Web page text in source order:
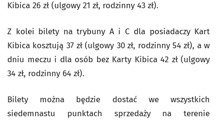
Kibica 26 zł (ulgowy 21 zł, rodzinny 43 zł).
Z kolei bilety na trybuny A i C dla posiadaczy Kart
Kibica kosztują 37 zł (ulgowy 30 zł, rodzinny 54 zł), a w
dniu meczu i dla osób bez Karty Kibica 42 zł (ulgowy
34 zł, rodzinny 64 zł).
Bilety można będzie dostać we wszystkich
siedemnastu punktach sprzedaży na terenie